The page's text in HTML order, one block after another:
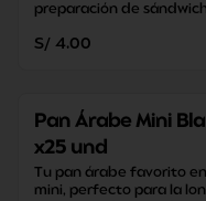
preparación de
S/ 4.00
Pan Árabe Mini
x25 und
Tu pan árabe favorito
mini, perfecto para la